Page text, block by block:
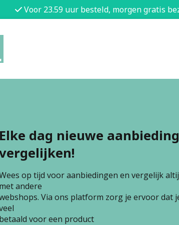
Voor 23.59 uur besteld, morgen gratis
Elke dag nieuwe
op tijd voor aanbiedingen en vergelijk
met andere
Via ons platform zorg je ervoor dat
betaald voor een product